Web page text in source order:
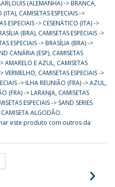
(ALEMANHA) -> BRANCA,
(ITA), CAMISETAS ESPECIAIS ->
ESPECIAIS -> CESENÁTICO (ITA) ->
(BRA), CAMISETAS ESPECIAIS ->
ESPECIAIS -> BRASÍLIA (BRA) ->
CANÁRIA (ESP), CAMISETAS
AMARELO E AZUL, CAMISETAS
VERMELHO, CAMISETAS ESPECIAIS ->
-> ILHA REUNIÃO (FRA) -> AZUL,
(FRA) -> LARANJA, CAMISETAS
ESPECIAIS -> SAND SERIES
CAMISETA ALGODÃO.
este produto com outros da